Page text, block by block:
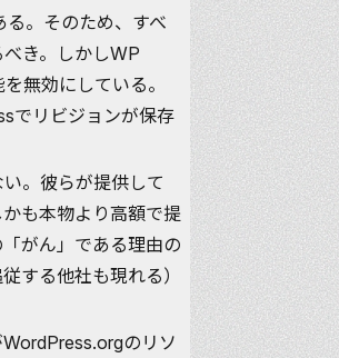
。そのため、すべ
き。しかしWP
無効にしている。
でリビジョンが保存
。彼らが提供して
も本物より高額で提
がん」である理由の
する他社も現れる）
のリソ